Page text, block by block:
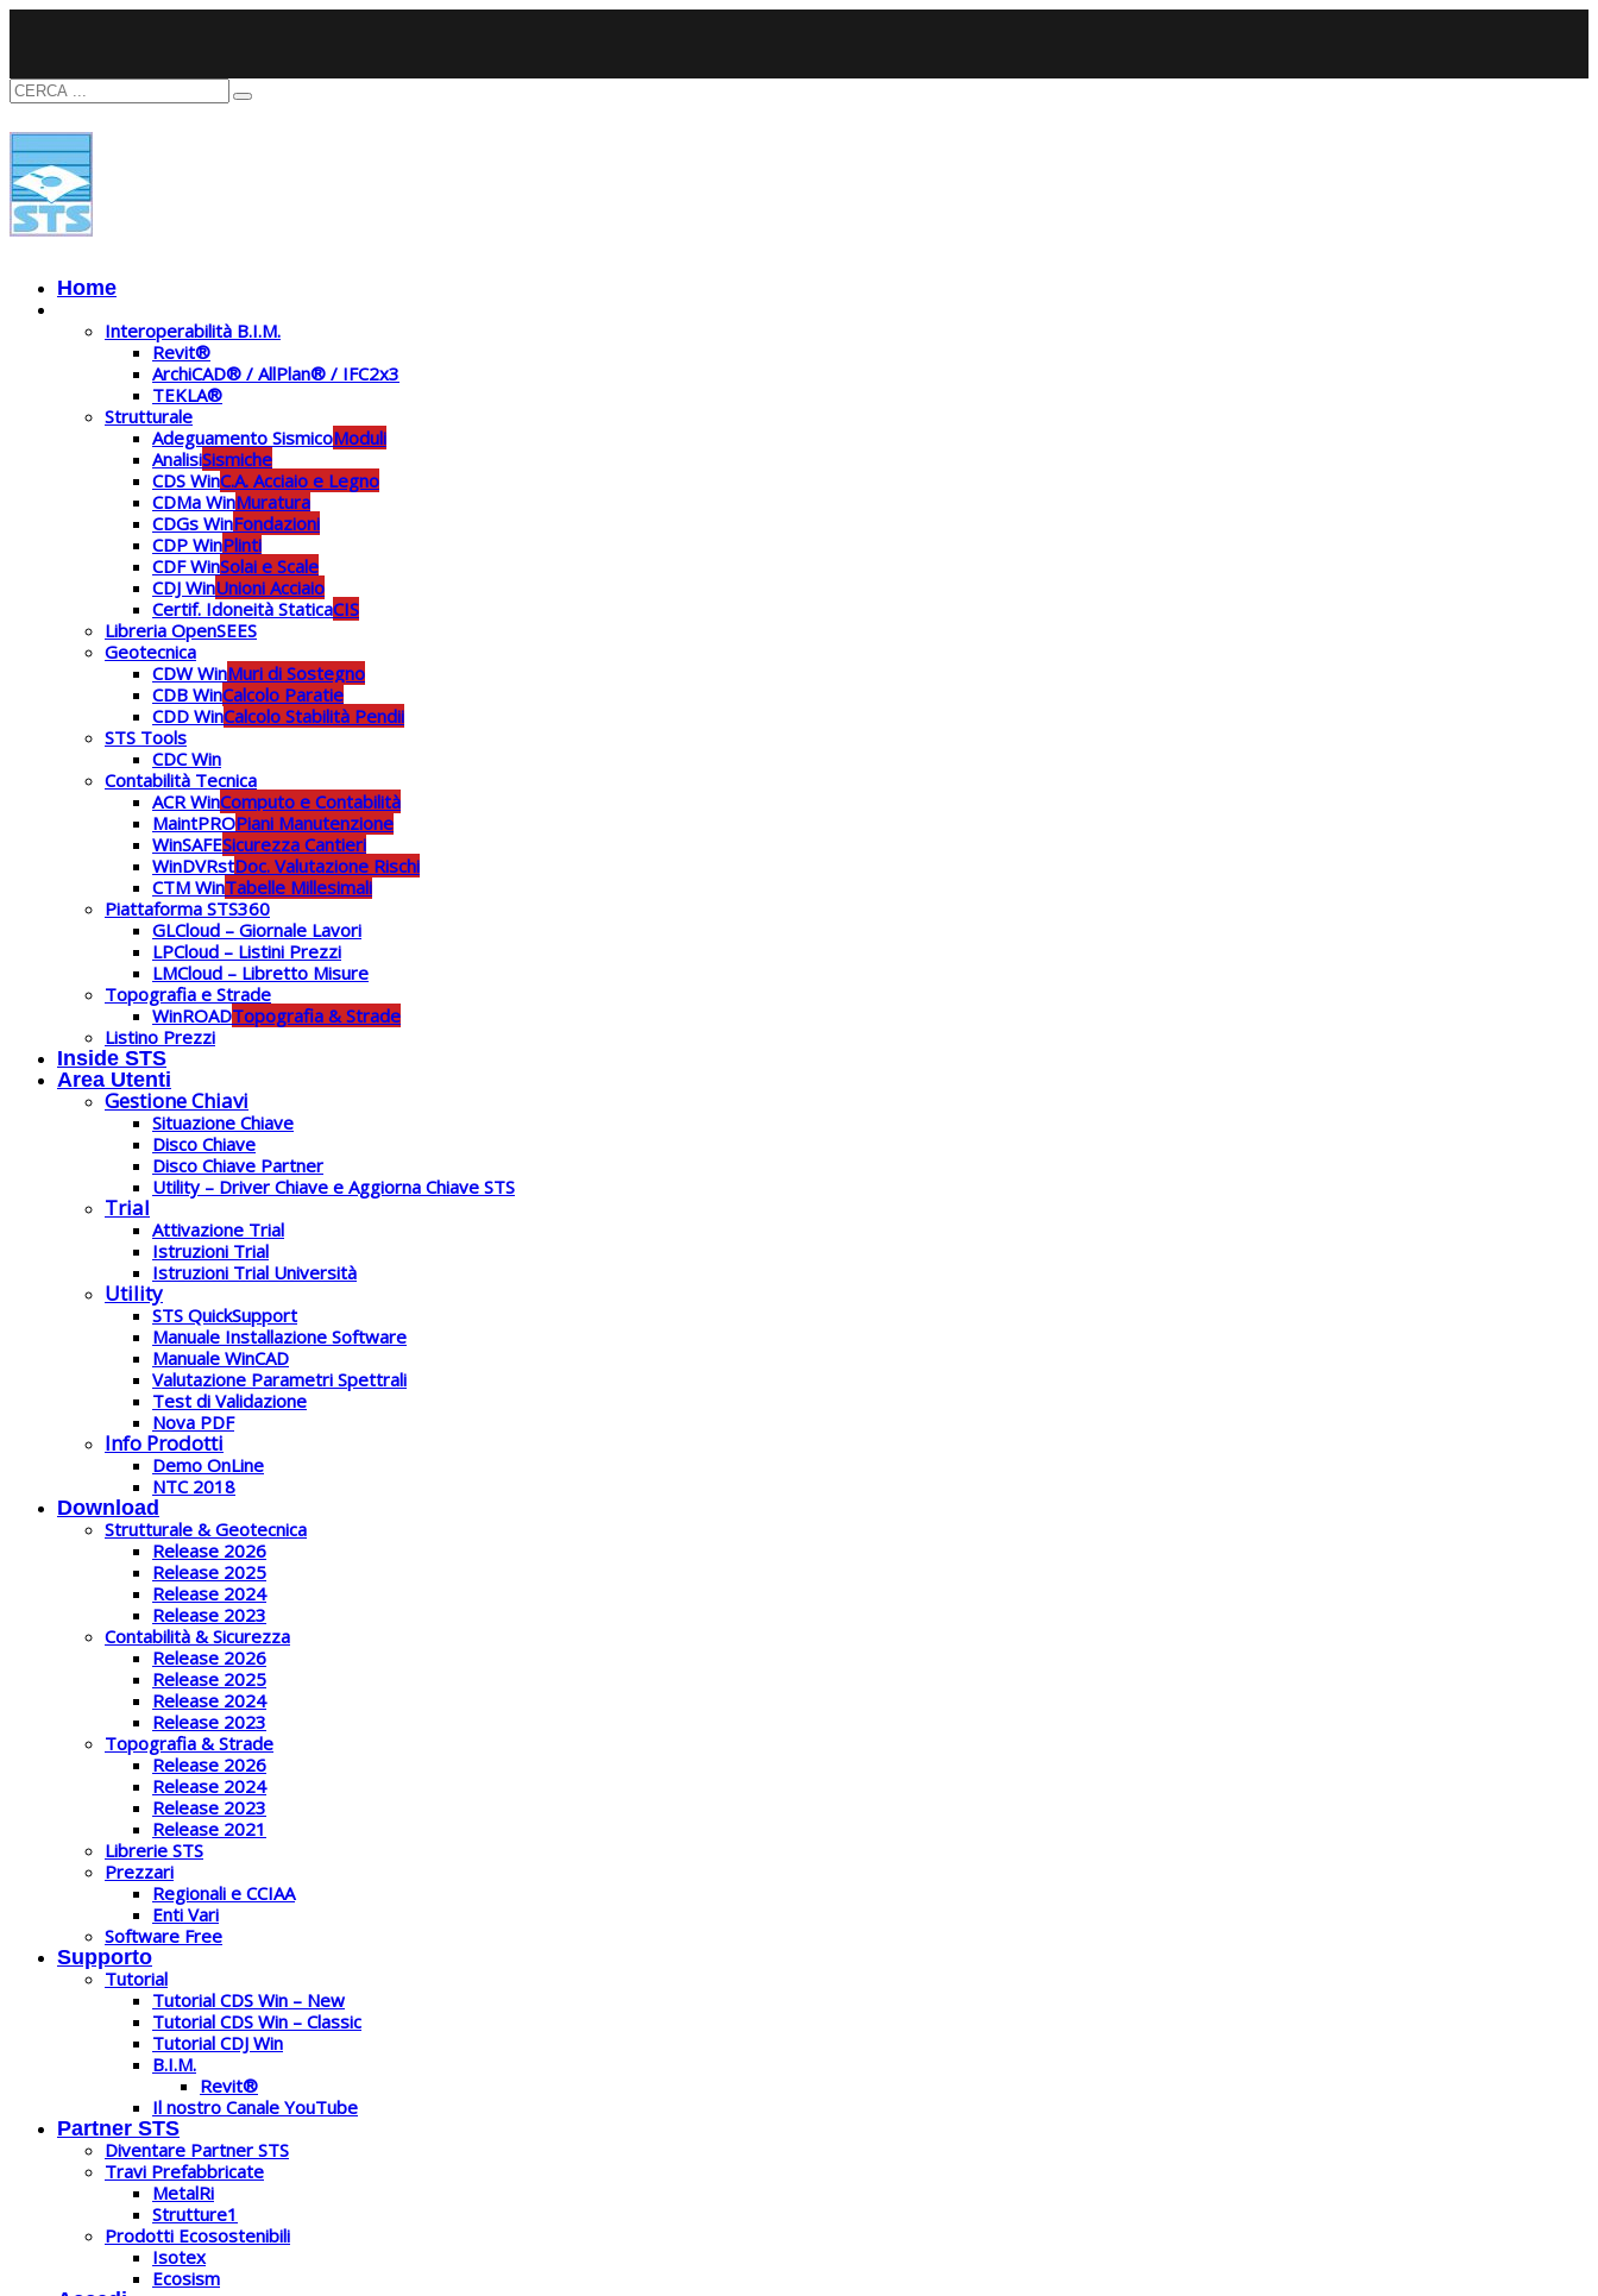
Home
Interoperabilità B.I.M.
Revit®
ArchiCAD® / AllPlan® / IFC2x3
TEKLA®
Strutturale
Adeguamento SismicoModuli
AnalisiSismiche
CDS WinC.A. Acciaio e Legno
CDMa WinMuratura
CDGs WinFondazioni
CDP WinPlinti
CDF WinSolai e Scale
CDJ WinUnioni Acciaio
Certif. Idoneità StaticaCIS
Libreria OpenSEES
Geotecnica
CDW WinMuri di Sostegno
CDB WinCalcolo Paratie
CDD WinCalcolo Stabilità Pendii
STS Tools
CDC Win
Contabilità Tecnica
ACR WinComputo e Contabilità
MaintPROPiani Manutenzione
WinSAFESicurezza Cantieri
WinDVRstDoc. Valutazione Rischi
CTM WinTabelle Millesimali
Piattaforma STS360
GLCloud – Giornale Lavori
LPCloud – Listini Prezzi
LMCloud – Libretto Misure
Topografia e Strade
WinROADTopografia & Strade
Listino Prezzi
Inside STS
Area Utenti
Gestione Chiavi
Situazione Chiave
Disco Chiave
Disco Chiave Partner
Utility – Driver Chiave e Aggiorna Chiave STS
Trial
Attivazione Trial
Istruzioni Trial
Istruzioni Trial Università
Utility
STS QuickSupport
Manuale Installazione Software
Manuale WinCAD
Valutazione Parametri Spettrali
Test di Validazione
Nova PDF
Info Prodotti
Demo OnLine
NTC 2018
Download
Strutturale & Geotecnica
Release 2026
Release 2025
Release 2024
Release 2023
Contabilità & Sicurezza
Release 2026
Release 2025
Release 2024
Release 2023
Topografia & Strade
Release 2026
Release 2024
Release 2023
Release 2021
Librerie STS
Prezzari
Regionali e CCIAA
Enti Vari
Software Free
Supporto
Tutorial
Tutorial CDS Win – New
Tutorial CDS Win – Classic
Tutorial CDJ Win
B.I.M.
Revit®
Il nostro Canale YouTube
Partner STS
Diventare Partner STS
Travi Prefabbricate
MetalRi
Strutture1
Prodotti Ecosostenibili
Isotex
Ecosism